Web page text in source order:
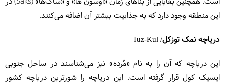
این منطقه وجود دارد که به جذابیت بیشتر آن اضافه می‌کنند.
دریاچه نمک توزکل/ Tuz-Kul
این دریاچه که آن را به نام «مُرده» نیز می‌شناسند در ساحل جنوبی
ایسیک کول قرار گرفته است. این دریاچه را شورترین دریاچه کشور